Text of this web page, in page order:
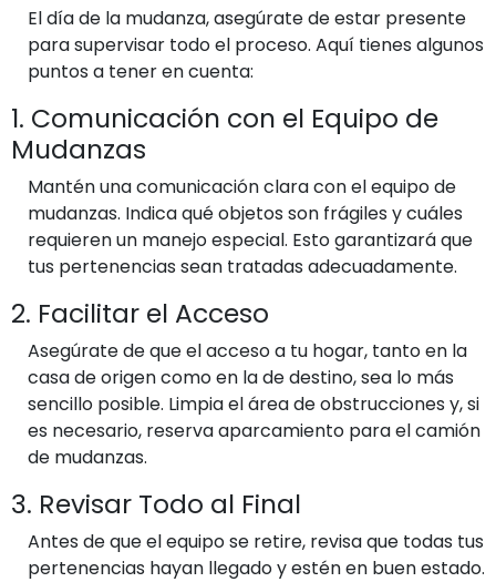
El día de la mudanza, asegúrate de estar presente
para supervisar todo el proceso. Aquí tienes algunos
puntos a tener en cuenta:
1. Comunicación con el Equipo de
Mudanzas
Mantén una comunicación clara con el equipo de
mudanzas. Indica qué objetos son frágiles y cuáles
requieren un manejo especial. Esto garantizará que
tus pertenencias sean tratadas adecuadamente.
2. Facilitar el Acceso
Asegúrate de que el acceso a tu hogar, tanto en la
casa de origen como en la de destino, sea lo más
sencillo posible. Limpia el área de obstrucciones y, si
es necesario, reserva aparcamiento para el camión
de mudanzas.
3. Revisar Todo al Final
Antes de que el equipo se retire, revisa que todas tus
pertenencias hayan llegado y estén en buen estado.